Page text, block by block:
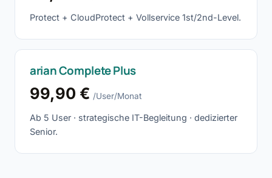
Protect + CloudProtect + Vollservice 1st/2nd-Level.
arian Complete Plus
99,90 € /User/Monat
Ab 5 User · strategische IT-Begleitung · dedizierter
Senior.